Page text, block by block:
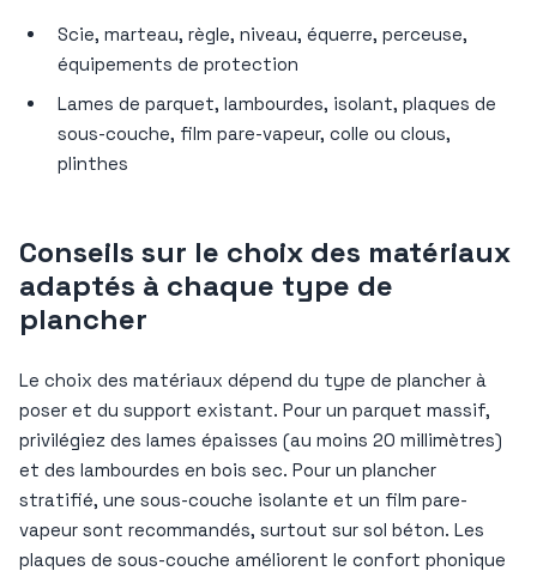
Scie, marteau, règle, niveau, équerre, perceuse,
équipements de protection
Lames de parquet, lambourdes, isolant, plaques de
sous-couche, film pare-vapeur, colle ou clous,
plinthes
Conseils sur le choix des matériaux
adaptés à chaque type de
plancher
Le choix des matériaux dépend du type de plancher à
poser et du support existant. Pour un parquet massif,
privilégiez des lames épaisses (au moins 20 millimètres)
et des lambourdes en bois sec. Pour un plancher
stratifié, une sous-couche isolante et un film pare-
vapeur sont recommandés, surtout sur sol béton. Les
plaques de sous-couche améliorent le confort phonique